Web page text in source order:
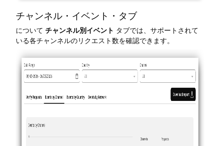
チャンネル・イベント・タブ
について チャンネル別イベント タブでは、サポートされて
いる各チャンネルのリクエスト数を確認できます。